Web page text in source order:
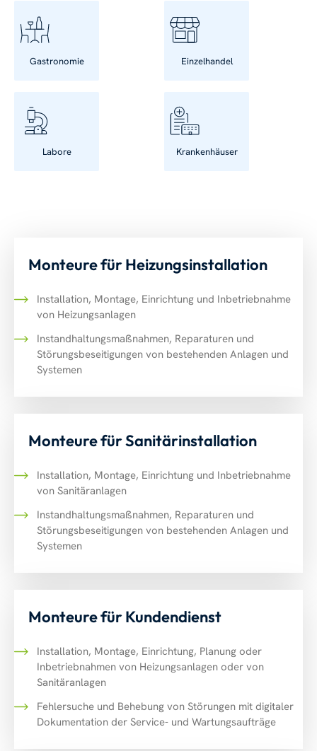
Gastronomie Einzelhandel
Labore Krankenhäuser
Monteure für Heizungsinstallation
Installation, Montage, Einrichtung und Inbetriebnahme
von Heizungsanlagen
Instandhaltungsmaßnahmen, Reparaturen und
Störungsbeseitigungen von bestehenden Anlagen und
Systemen
Monteure für Sanitärinstallation
Installation, Montage, Einrichtung und Inbetriebnahme
von Sanitäranlagen
Instandhaltungsmaßnahmen, Reparaturen und
Störungsbeseitigungen von bestehenden Anlagen und
Systemen
Monteure für Kundendienst
Installation, Montage, Einrichtung, Planung oder
Inbetriebnahmen von Heizungsanlagen oder von
Sanitäranlagen
Fehlersuche und Behebung von Störungen mit digitaler
Dokumentation der Service- und Wartungsaufträge